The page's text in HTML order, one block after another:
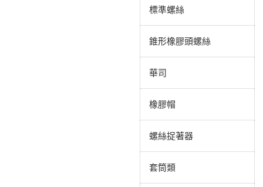
標準螺絲
錐形橡膠頭螺絲
華司
橡膠帽
螺絲捉著器
套筒類